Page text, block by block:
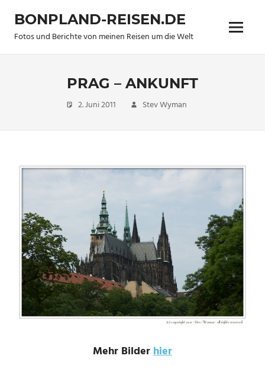
Inhalt
springen
BONPLAND-REISEN.DE
Fotos und Berichte von meinen Reisen um die Welt Menü
PRAG – ANKUNFT
2. Juni 2011 Stev Wyman
Mehr Bilderhier